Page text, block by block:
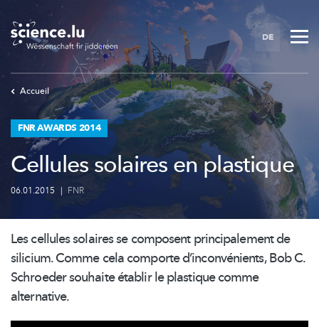
Skip
main
content
DE
Accueil
FNR AWARDS 2014
Cellules solaires en plastique
06.01.2015 | FNR
Les cellules solaires se composent principalementde
silicium. Comme cela comported’inconvénients,Bob C.
Schroeder souhaite établir le plastique comme
alternative.